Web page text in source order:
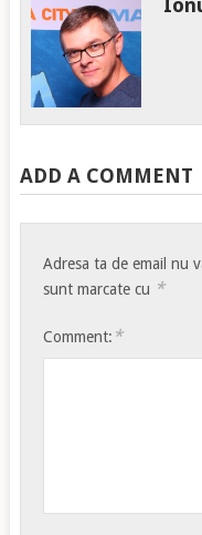
ADD A COMMENT
Adresa ta de email nu
sunt marcate cu *
Comment: *